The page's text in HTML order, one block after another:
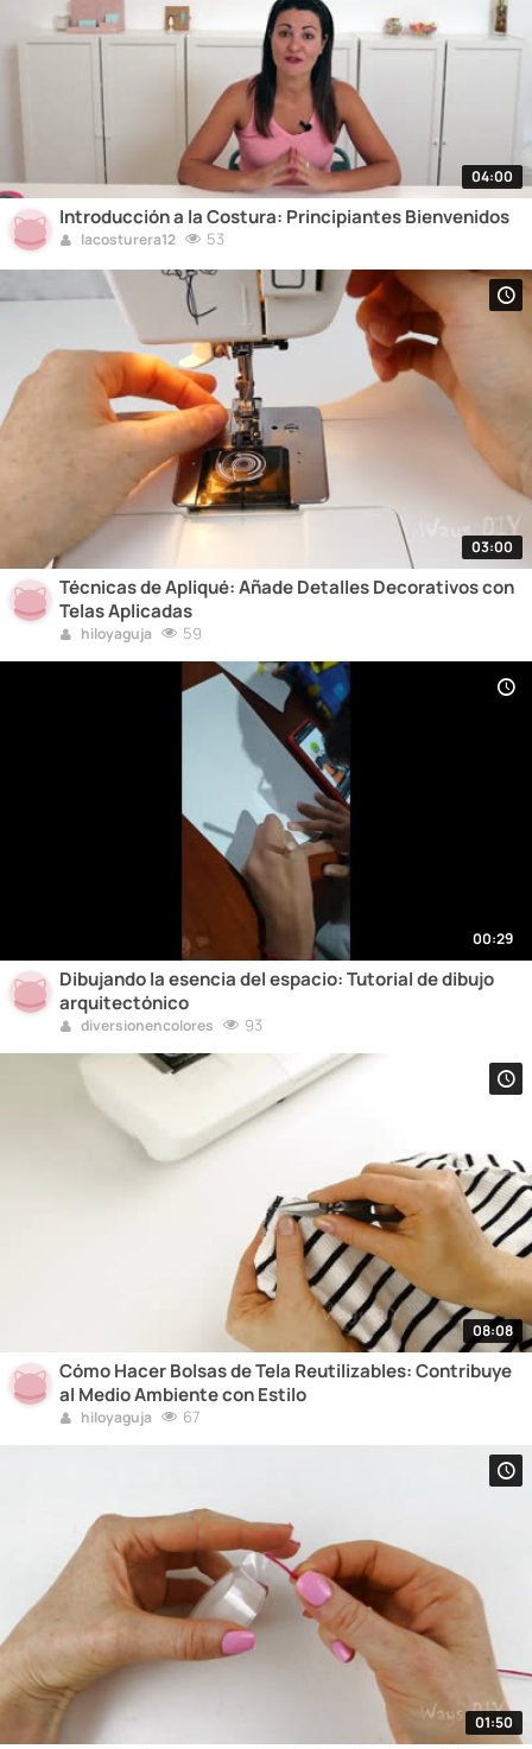
04:00
Introducción a la Costura: Principiantes Bienvenidos
lacosturera12 53
03:00
Técnicas de Apliqué: Añade Detalles Decorativos con
Telas Aplicadas
hiloyaguja 59
00:29
Dibujando la esencia del espacio: Tutorial de dibujo
arquitectónico
diversionencolores 93
08:08
Cómo Hacer Bolsas de Tela Reutilizables: Contribuye
al Medio Ambiente con Estilo
hiloyaguja 67
01:50